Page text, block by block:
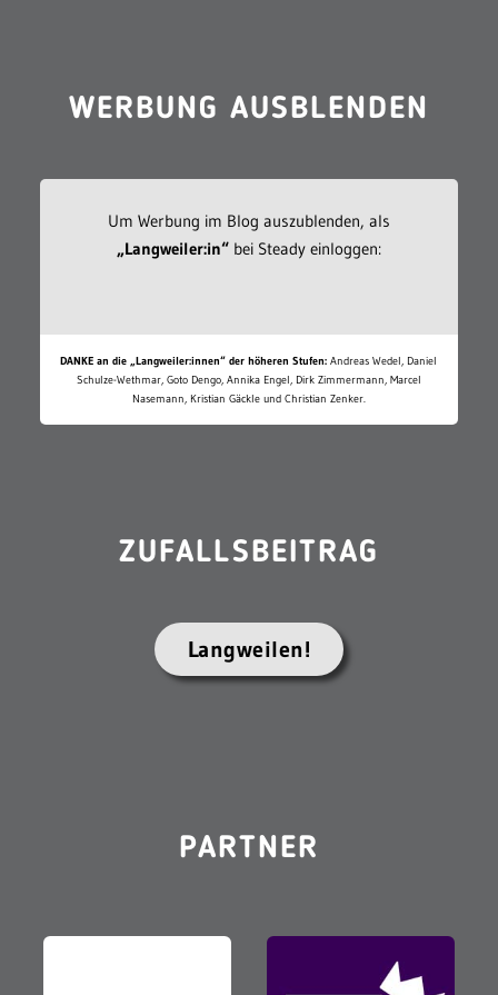
WERBUNG AUSBLENDEN
Um Werbung im Blog auszublenden, als
„Langweiler:in“bei Steady einloggen:
DANKE an die „Langweiler:innen“ der höheren Stufen: Andreas Wedel, Daniel
Schulze-Wethmar, Goto Dengo, Annika Engel, Dirk Zimmermann, Marcel
Nasemann, Kristian Gäckle und Christian Zenker.
ZUFALLSBEITRAG
Langweilen!
PARTNER